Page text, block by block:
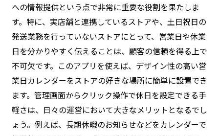
への情報提供という点で非常に重要な役割を果たしま
す。特に、実店舗と連携しているストアや、土日祝日の
発送業務を行っていないストアにとって、営業日や休業
日を分かりやすく伝えることは、顧客の信頼を得る上で
不可欠です。このアプリを使えば、デザイン性の高い営
業日カレンダーをストアの好きな場所に簡単に設置でき
ます。管理画面からクリック操作で休日を設定できる手
軽さは、日々の運営において大きなメリットとなるでし
ょう。例えば、長期休暇のお知らせなどをカレンダーで